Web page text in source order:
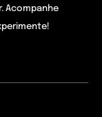
Acompanhe